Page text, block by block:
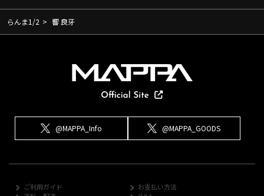
らんま1/2 > 響 良牙
@MAPPA_Info @MAPPA_GOODS
ご利用ガイド
お支払い方法